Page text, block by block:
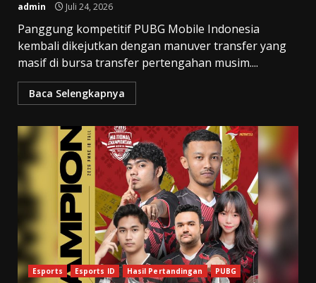
admin Juli 24, 2026
Panggung kompetitif PUBG Mobile Indonesia
kembali dikejutkan dengan manuver transfer yang
masif di bursa transfer pertengahan musim....
Baca Selengkapnya
Esports Esports ID Hasil Pertandingan PUBG